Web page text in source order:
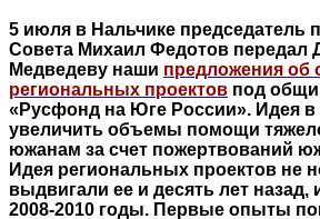
5 июля в Нальчике председатель
Совета Михаил Федотов передал
Медведеву наши предложения об
региональных проектов под
«Русфонд на Юге России». Идея в
увеличить объемы помощи
южанам за счет пожертвований
Идея региональных проектов не
выдвигали ее и десять лет назад,
2008-2010 годы. Первые опыты